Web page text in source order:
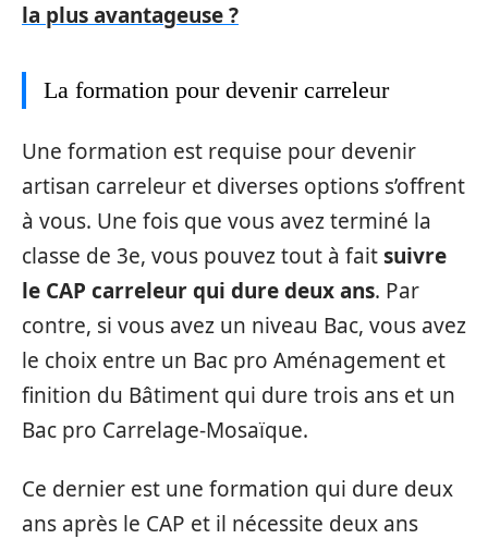
la plus avantageuse ?
La formation pour devenir carreleur
Une formation est requise pour devenir
artisan carreleur et diverses options s’offrent
à vous. Une fois que vous avez terminé la
classe de 3e, vous pouvez tout à faitsuivre
le CAP carreleur qui dure deux ans. Par
contre, si vous avez un niveau Bac, vous avez
le choix entre un Bac pro Aménagement et
finition du Bâtiment qui dure trois ans et un
Bac pro Carrelage-Mosaïque.
Ce dernier est une formation qui dure deux
ans après le CAP et il nécessite deux ans